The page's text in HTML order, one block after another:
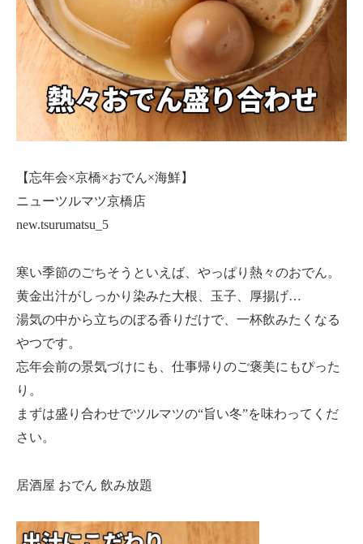
【忘年会×京橋×おでん×海鮮】
ニューツルマツ京橋店
new.tsurumatsu_5
寒い季節のごちそうといえば、やっぱり熱々のおでん。
黄金出汁がしっかり染みた大根、玉子、厚揚げ…
湯気の中から立ちのぼる香りだけで、一杯飲みたくなる
やつです。
忘年会前の景気づけにも、仕事帰りのご褒美にもぴった
り。
まずは盛り合わせでツルマツの“旨い冬”を味わってくだ
さい。
居酒屋 おでん 飲み放題